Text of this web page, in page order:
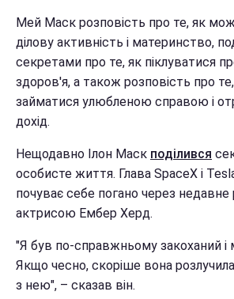
Мей Маск розповість про те, як
ділову активність і материнство,
секретами про те, як піклуватися
здоров'я, а також розповість про
займатися улюбленою справою і
дохід.
Нещодавно Ілон Маск поділився
особисте життя. Глава SpaceX і
почуває себе погано через недавне
актрисою Ембер Херд.
"Я був по-справжньому закоханий і
Якщо чесно, скоріше вона
з нею", – сказав він.